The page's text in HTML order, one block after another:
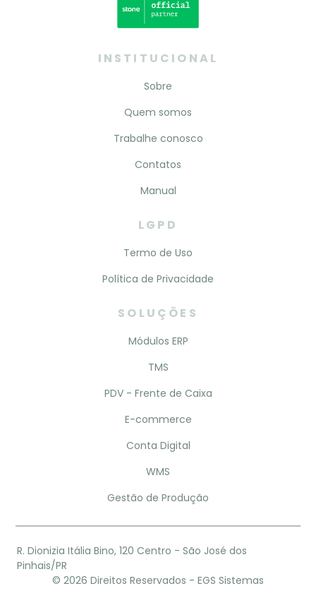
INSTITUCIONAL
Sobre
Quem somos
Trabalhe conosco
Contatos
Manual
LGPD
Termo de Uso
Política de Privacidade
SOLUÇÕES
Módulos ERP
TMS
PDV - Frente de Caixa
E-commerce
Conta Digital
WMS
Gestão de Produção
R. Dionizia Itália Bino, 120 Centro - São José dos
Pinhais/PR
© 2026 Direitos Reservados - EGS Sistemas